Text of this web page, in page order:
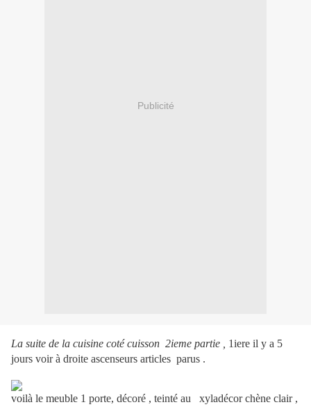
Publicité
La suite de la cuisine coté cuisson 2ieme partie ,
1iere il y a 5
jours voir à droite ascenseurs articles parus .
voilà le meuble 1 porte, décoré , teinté au xyladécor chène clair ,